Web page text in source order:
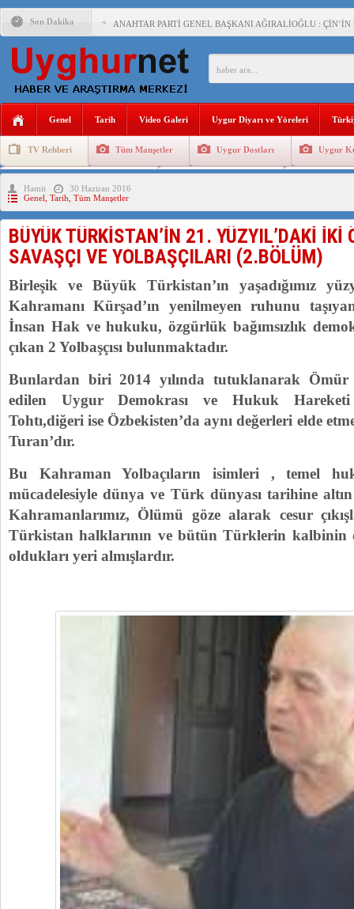
Son Dakika ANAHTAR PARTİ GENEL BAŞKANI AĞIRALİOĞLU :
ÇİN’İN DOĞU TÜRKİSTAN’DAKİ UYGULAMALARI
150 YILDIR KAYNAYAN YARAMIZ : ÇİN İŞGALİNDEKİ
ÇİN’İN UYGUR POLİTİKALARINI ÖVEN DİYANET
ÇİN’İN ANKARA BÜYÜKELÇİSİ JİANG’İN TRABZON
İŞGALCİ ÇİN’DEN “FETİHLER SULTANI
SAADET PARTİSİ İLÇE BAŞKANI : TEMMUZ AYI,DOĞU
Genel Tarih Video Galeri Uygur Diyarı ve Yöreleri
TV Rehberi Tüm Manşetler Uygur Dostları Uygur
Uygurlarda Düğün ve Cenaze
Hamit
30 Haziran 2016
Genel Tarih Tüm Manşetler
BÜYÜK TÜRKİSTAN’İN 21. YÜZYIL’DAKİ İKİ
SAVAŞÇI VE YOLBAŞÇILARI (2.BÖLÜM)
Birleşik ve Büyük Türkistan’ın yaşadığımız
Kahramanı Kürşad’ın yenilmeyen ruhunu
İnsan Hak ve hukuku, özgürlük bağımsızlık
çıkan 2 Yolbaşçısı bulunmaktadır.
Bunlardan biri 2014 yılında tutuklanarak
edilen Uygur Demokrası ve Hukuk
Tohtı,diğeri ise Özbekisten’da aynı değerleri elde
Turan’dır.
Bu Kahraman Yolbaçıların isimleri , temel
mücadelesiyle dünya ve Türk dünyası tarihine
Kahramanlarımız, Ölümü göze alarak cesur
Türkistan halklarının ve bütün Türklerin kalbinin
oldukları yeri almışlardır.